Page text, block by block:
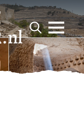
Search
for:
for: